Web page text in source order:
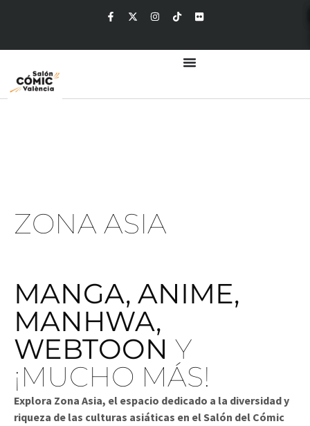
ZONA ASIA
MANGA, ANIME,
MANHWA,
WEBTOON Y
¡MUCHO MÁS!
Explora Zona Asia, el espacio dedicado a la diversidad y
riqueza de las culturas asiáticas en el Salón del Cómic